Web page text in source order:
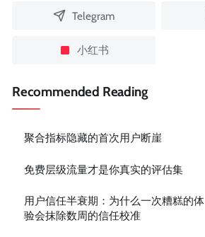
Telegram
小红书
Recommended Reading
聚合指标隐藏的首次用户断崖
免费层级流量才是你真实的评估集
用户信任半衰期：为什么一次糟糕的体
验会抹除数周的信任校准